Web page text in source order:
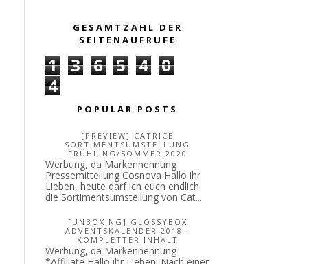
GESAMTZAHL DER
SEITENAUFRUFE
1 3 6 5 4 0
4
POPULAR POSTS
[PREVIEW] CATRICE
SORTIMENTSUMSTELLUNG
FRÜHLING/SOMMER 2020
Werbung, da Markennennung
Pressemitteilung Cosnova Hallo ihr
Lieben, heute darf ich euch endlich
die Sortimentsumstellung von Cat...
[UNBOXING] GLOSSYBOX
ADVENTSKALENDER 2018 -
KOMPLETTER INHALT
Werbung, da Markennennung